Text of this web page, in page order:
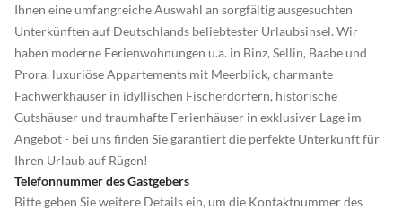
Ihnen eine umfangreiche Auswahl an sorgfältig ausgesuchten
Unterkünften auf Deutschlands beliebtester Urlaubsinsel. Wir
haben moderne Ferienwohnungen u.a. in Binz, Sellin, Baabe und
Prora, luxuriöse Appartements mit Meerblick, charmante
Fachwerkhäuser in idyllischen Fischerdörfern, historische
Gutshäuser und traumhafte Ferienhäuser in exklusiver Lage im
Angebot - bei uns finden Sie garantiert die perfekte Unterkunft für
Ihren Urlaub auf Rügen!
Telefonnummer des Gastgebers
Bitte geben Sie weitere Details ein, um die Kontaktnummer des